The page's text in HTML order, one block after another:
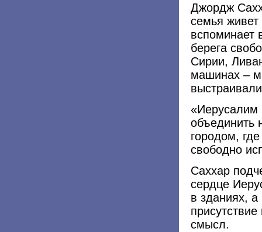
Джордж
семья
вспоминает
берега
Сирии,
машинах –
«Иерусалим
объединить
городом,
свободно
Саххар
сердце
в зданиях,
смысл.